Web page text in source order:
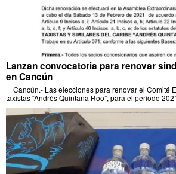
Lanzan convocatoria para renovar
en Cancún
Cancún.- Las elecciones para renovar el Comité
taxistas “Andrés Quintana Roo”, para el periodo